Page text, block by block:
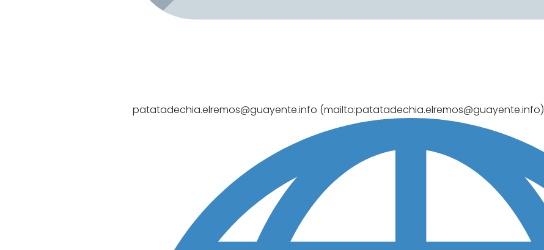
patatadechia.elremos@guayente.info (mailto:patatadechia.elremos@guayente.info)